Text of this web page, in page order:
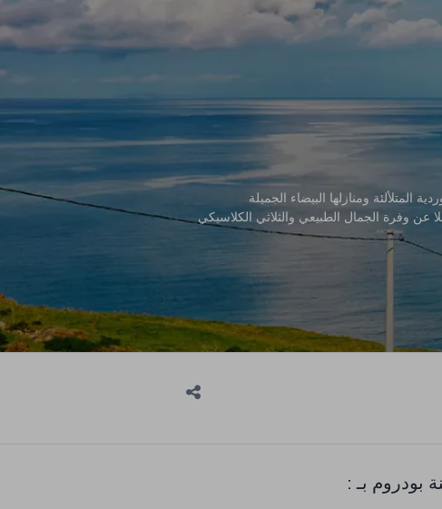
المتلألئة ومنازلها البيضاء الجميلة
عن وفرة الجمال الطبيعي والثلاثي الكلاسيكي
بودروم بـ :